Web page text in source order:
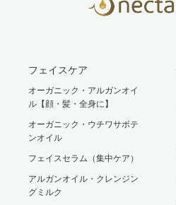
フェイスケア
オーガニック・アルガンオイ
ル【顔・髪・全身に】
オーガニック・ウチワサボテ
ンオイル
フェイスセラム（集中ケア）
アルガンオイル・クレンジン
グミルク